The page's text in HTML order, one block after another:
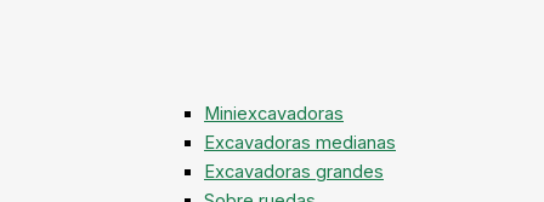
Miniexcavadoras
Excavadoras medianas
Excavadoras grandes